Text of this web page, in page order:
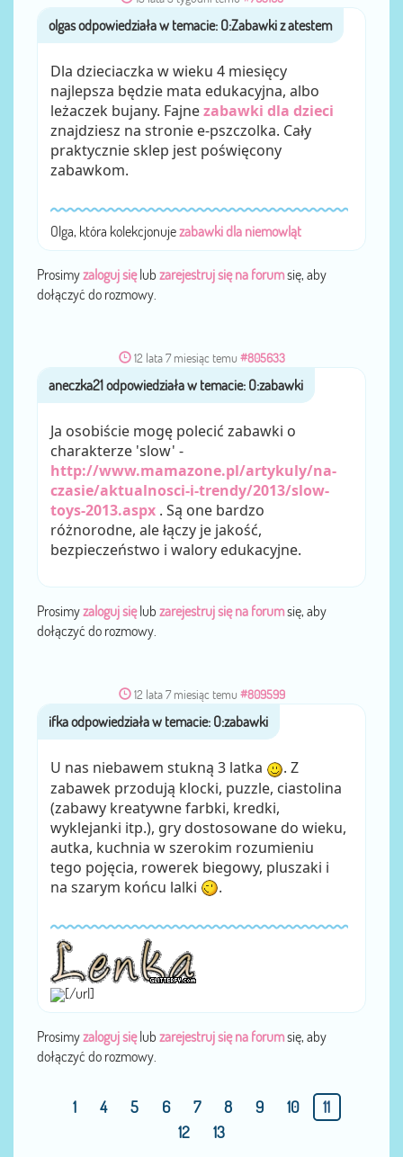
przezolgas
Dla dzieciaczka w wieku 4 miesięcy
najlepsza będzie mata edukacyjna, albo
leżaczek bujany. Fajnezabawki dla dzieci
znajdziesz na stronie e-pszczolka. Cały
praktycznie sklep jest poświęcony
zabawkom.
Olga, która kolekcjonujezabawki dla niemowląt
Prosimyzaloguj sięlub zarejestruj się na forumsię, aby
dołączyć do rozmowy.
12 lata 7 miesiąc temu #805633
przezaneczka21
Ja osobiście mogę polecić zabawki o
charakterze 'slow' -
http://www.mamazone.pl/artykuly/na-
czasie/aktualnosci-i-trendy/2013/slow-
toys-2013.aspx . Są one bardzo
różnorodne, ale łączy je jakość,
bezpieczeństwo i walory edukacyjne.
Prosimyzaloguj sięlub zarejestruj się na forumsię, aby
dołączyć do rozmowy.
12 lata 7 miesiąc temu #809599
przezifka
U nas niebawem stukną 3 latka
. Z
zabawek przodują klocki, puzzle, ciastolina
(zabawy kreatywne farbki, kredki,
wyklejanki itp.), gry dostosowane do wieku,
autka, kuchnia w szerokim rozumieniu
tego pojęcia, rowerek biegowy, pluszaki i
na szarym końcu lalki
.
[/url]
Prosimyzaloguj sięlub zarejestruj się na forumsię, aby
dołączyć do rozmowy.
1 4 5 6 7 8 9 10
11
12
13